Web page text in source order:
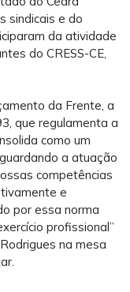
sindicais e do
da atividade
do CRESS-CE,
da Frente, a
que regulamenta a
como um
a atuação
competências
e
por essa norma
profissional”
na mesa